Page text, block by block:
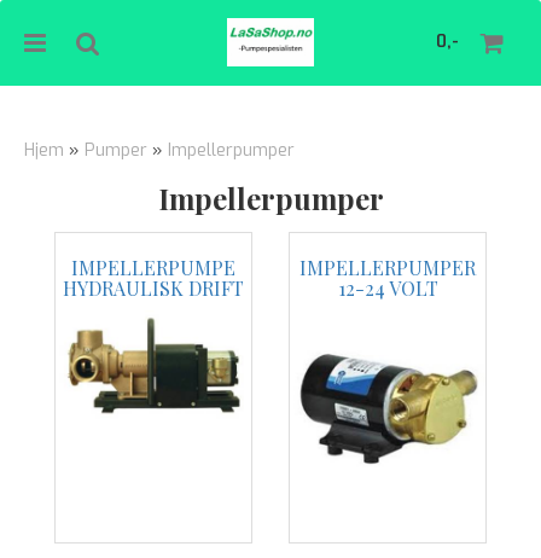
0,-
Hjem » Pumper » Impellerpumper
Impellerpumper
IMPELLERPUMPE
HYDRAULISK DRIFT
IMPELLERPUMPER
12-24 VOLT
Trykk ENTER for å søke